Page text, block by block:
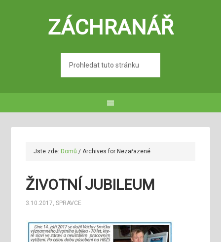
ZÁCHRANÁŘ
Jste zde: Domů / Archives for Nezařazené
ŽIVOTNÍ JUBILEUM
3.10.2017,SPRAVCE